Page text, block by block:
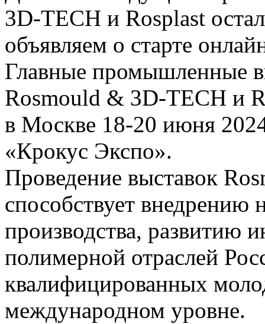
3D-TECH и Rosplast
объявляем о старте
Главные промышленные
Rosmould & 3D-TECH и
в Москве 18-20 июня
«Крокус Экспо».
Проведение выставок
способствует внедрению
производства, развитию
полимерной отраслей
квалифицированных
международном уровне.